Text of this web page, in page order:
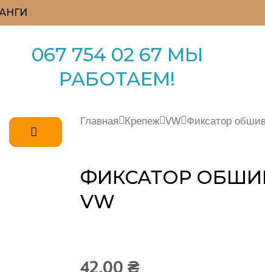
067 754 02 67 МЫ
РАБОТАЕМ!
Главная Крепеж VW Фиксатор
ФИКСАТОР
VW
42,00 ₴